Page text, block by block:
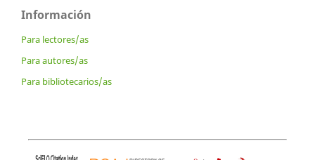
Información
Para lectores/as
Para autores/as
Para bibliotecarios/as